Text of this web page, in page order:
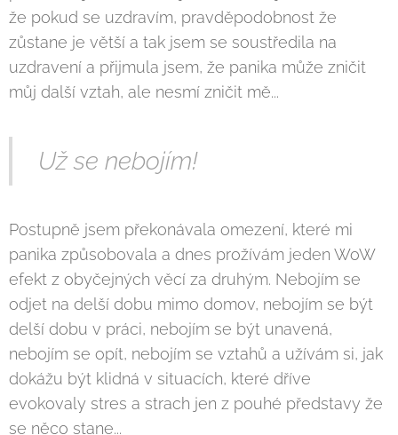
že pokud se uzdravím, pravděpodobnost že
zůstane je větší a tak jsem se soustředila na
uzdravení a přijmula jsem, že panika může zničit
můj další vztah, ale nesmí zničit mě...
Už se nebojím!
Postupně jsem překonávala omezení, které mi
panika způsobovala a dnes prožívám jeden WoW
efekt z obyčejných věcí za druhým. Nebojím se
odjet na delší dobu mimo domov, nebojím se být
delší dobu v práci, nebojím se být unavená,
nebojím se opít, nebojím se vztahů a užívám si, jak
dokážu být klidná v situacích, které dříve
evokovaly stres a strach jen z pouhé představy že
se něco stane...